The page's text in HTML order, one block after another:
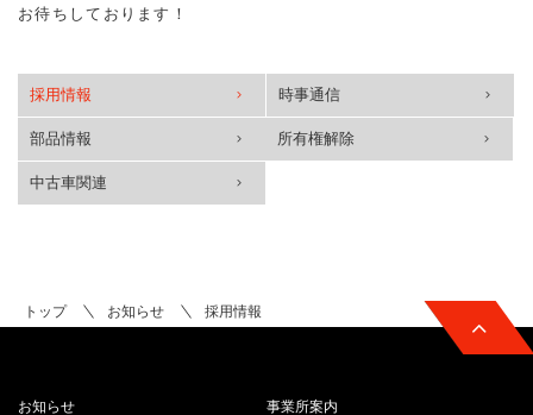
お待ちしております！
採用情報 時事通信
部品情報 所有権解除
中古車関連
トップ お知らせ 採用情報
お知らせ 事業所案内